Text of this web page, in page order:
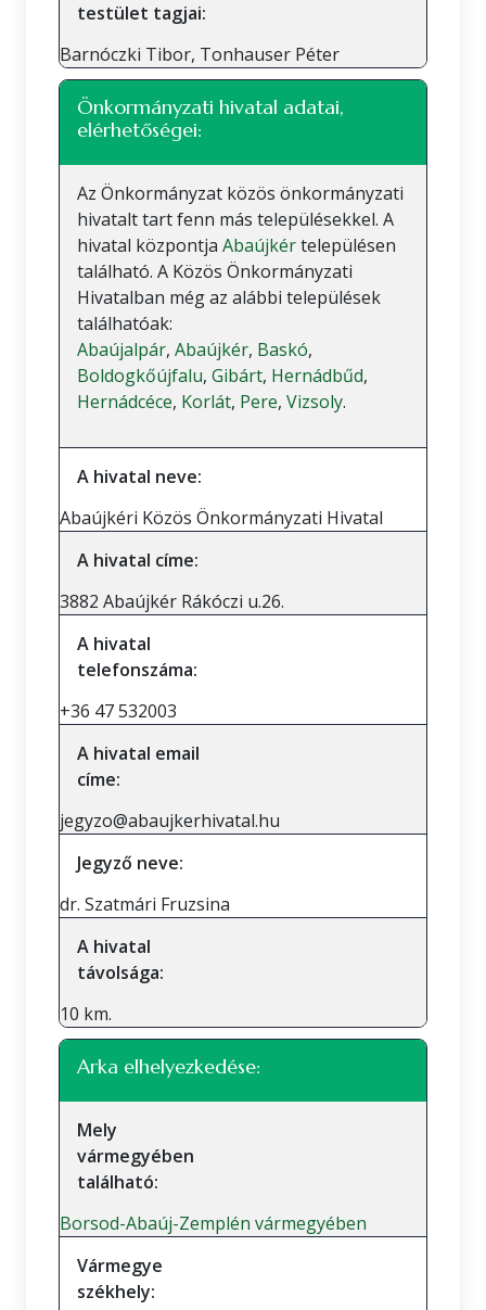
testület tagjai:
Barnóczki Tibor, Tonhauser Péter
Önkormányzati hivatal adatai,
elérhetőségei:
Az Önkormányzat közös önkormányzati
hivatalt tart fenn más településekkel. A
hivatal központja Abaújkértelepülésen
található. A Közös Önkormányzati
Hivatalban még az alábbi települések
találhatóak:
Abaújalpár, Abaújkér, Baskó,
Boldogkőújfalu, Gibárt, Hernádbűd,
Hernádcéce, Korlát, Pere, Vizsoly.
A hivatal neve:
Abaújkéri Közös Önkormányzati Hivatal
A hivatal címe:
3882 Abaújkér Rákóczi u.26.
A hivatal
telefonszáma:
+36 47 532003
A hivatal email
címe:
jegyzo@abaujkerhivatal.hu
Jegyző neve:
dr. Szatmári Fruzsina
A hivatal
távolsága:
10 km.
Arka elhelyezkedése:
Mely
vármegyében
található:
Borsod-Abaúj-Zemplén vármegyében
Vármegye
székhely: